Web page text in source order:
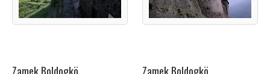
Zamek Boldogkö Zamek Boldogkö